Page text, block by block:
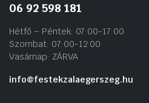
06 92 598 181
Hétfő – Péntek: 07:00-17:00
Szombat: 07:00-12:00
Vasárnap: ZÁRVA
info@festekzalaegerszeg.hu